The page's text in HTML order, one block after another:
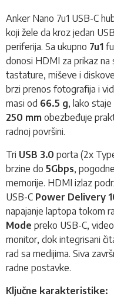
Anker Nano 7u1 USB-C
koji žele da kroz jedan
periferija. Sa ukupno 7u1
donosi HDMI za prikaz na
tastature, miševe i
brzi prenos fotografija i
masi od 66.5 g, lako
250 mm obezbeđuje
radnoj površini.
Tri USB 3.0 porta (2x
brzine do 5Gbps,
memorije. HDMI izlaz
USB-C Power Delivery
napajanje laptopa tokom
Mode preko USB-C,
monitor, dok integrisani
rad sa medijima. Siva
radne postavke.
Ključne karakteristike: